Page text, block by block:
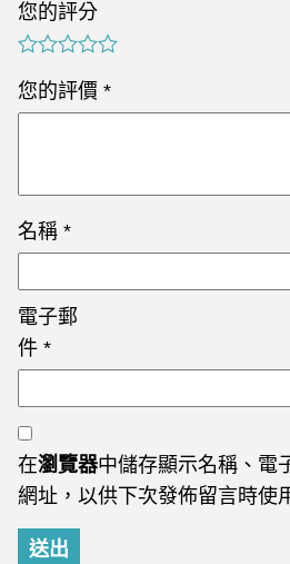
您的評分
您的評價 *
名稱 *
電子郵
件 *
在瀏覽器中儲存顯示名稱、電
網址，以供下次發佈留言時使